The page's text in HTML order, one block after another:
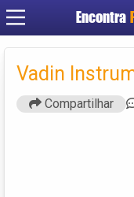
Encontra
Vadin
Compartilhar